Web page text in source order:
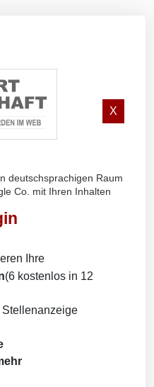
X
deutschsprachigen Raum
Co. mit Ihren Inhalten
Ihre
(6 kostenlos in 12
Stellenanzeige